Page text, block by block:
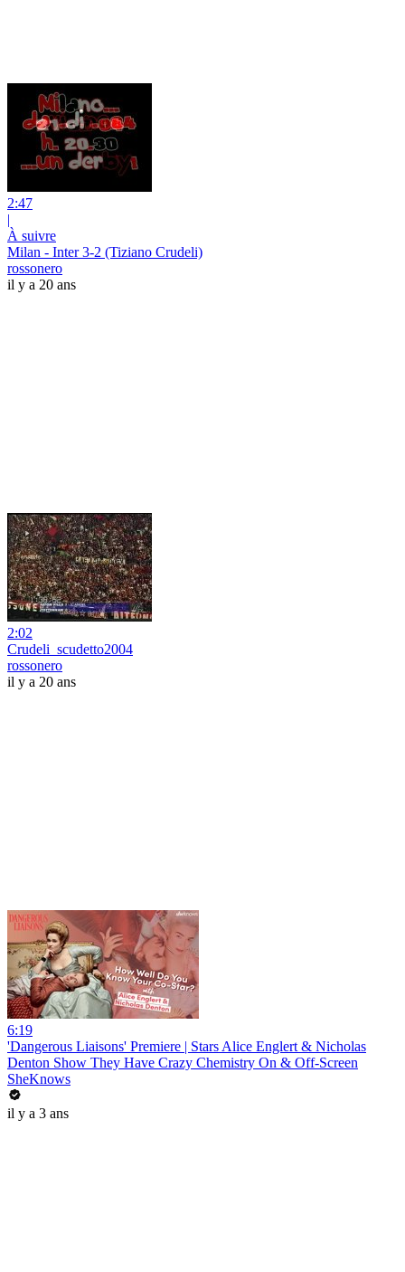
2:47
|
À suivre
Milan - Inter 3-2 (Tiziano Crudeli)
rossonero
il y a 20 ans
2:02
Crudeli_scudetto2004
rossonero
il y a 20 ans
6:19
'Dangerous Liaisons' Premiere | Stars Alice Englert & Nicholas
Denton Show They Have Crazy Chemistry On & Off-Screen
SheKnows
il y a 3 ans